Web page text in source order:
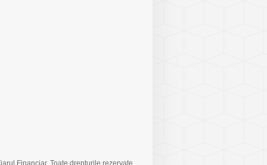
Financiar. Toate drepturile rezervate.